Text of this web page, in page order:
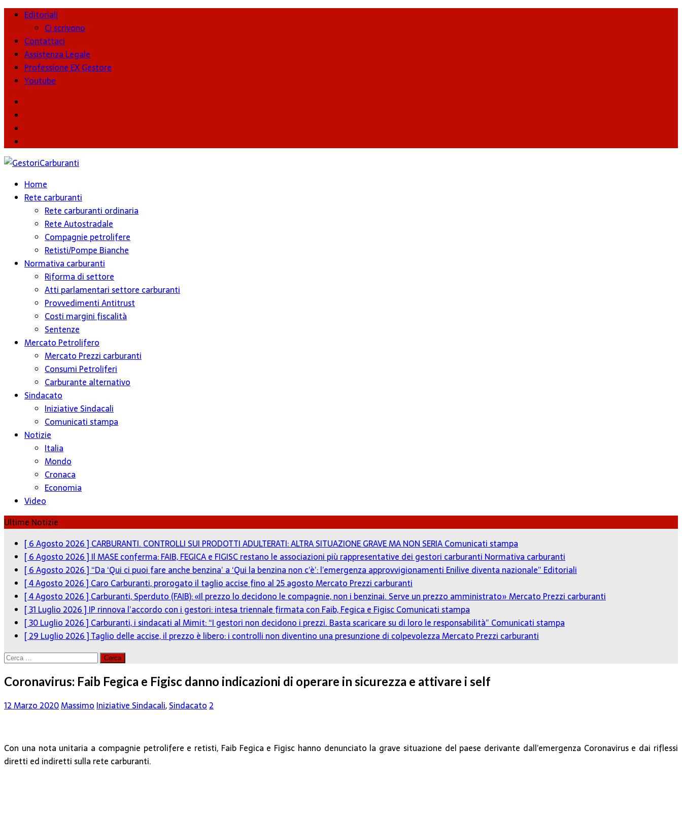
Editoriali
Ci scrivono
Contattaci
Assistenza Legale
Professione EX Gestore
Youtube
Home
Rete carburanti
Rete carburanti ordinaria
Rete Autostradale
Compagnie petrolifere
Retisti/Pompe Bianche
Normativa carburanti
Riforma di settore
Atti parlamentari settore carburanti
Provvedimenti Antitrust
Costi margini fiscalità
Sentenze
Mercato Petrolifero
Mercato Prezzi carburanti
Consumi Petroliferi
Carburante alternativo
Sindacato
Iniziative Sindacali
Comunicati stampa
Notizie
Italia
Mondo
Cronaca
Economia
Video
Ultime Notizie
[ 6 Agosto 2026 ] CARBURANTI. CONTROLLI SUI PRODOTTI ADULTERATI: ALTRA SITUAZIONE GRAVE MA NON SERIAComunicati stampa
[ 6 Agosto 2026 ] Il MASE conferma: FAIB, FEGICA e FIGISC restano le associazioni più rappresentative dei gestori carburanti Normativa carburanti
[ 6 Agosto 2026 ] “Da ‘Qui ci puoi fare anche benzina’ a ‘Qui la benzina non c’è’: l’emergenza approvvigionamenti Enilive diventa nazionale” Editoriali
[ 4 Agosto 2026 ] Caro Carburanti, prorogato il taglio accise fino al 25 agostoMercato Prezzi carburanti
[ 4 Agosto 2026 ] Carburanti, Sperduto (FAIB): «Il prezzo lo decidono le compagnie, non i benzinai. Serve un prezzo amministrato»Mercato Prezzi carburanti
[ 31 Luglio 2026 ] IP rinnova l’accordo con i gestori: intesa triennale firmata con Faib, Fegica e FigiscComunicati stampa
[ 30 Luglio 2026 ] Carburanti, i sindacati al Mimit: “I gestori non decidono i prezzi. Basta scaricare su di loro le responsabilità” Comunicati stampa
[ 29 Luglio 2026 ]Taglio delle accise, il prezzo è libero: i controlli non diventino una presunzione di colpevolezzaMercato Prezzi carburanti
Ricerca
Coronavirus: Faib Fegica e Figisc danno indicazioni di operare in sicurezza e attivare i self
12 Marzo 2020Massimo Iniziative Sindacali,Sindacato 2
Con una nota unitaria a compagnie petrolifere e retisti, Faib Fegica e Figisc hanno denunciato la grave situazione del paese derivante dall’emergenza Coronavirus e dai riflessi
diretti ed indiretti sulla rete carburanti.